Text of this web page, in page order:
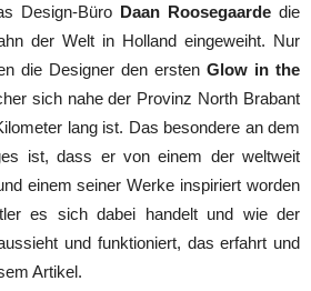
Design-Büro Daan Roosegaarde die
der Welt in Holland eingeweiht. Nur
die Designer den ersten Glow in the
sich nahe der Provinz North Brabant
lang ist. Das besondere an dem
ist, dass er von einem der weltweit
einem seiner Werke inspiriert worden
es sich dabei handelt und wie der
und funktioniert, das erfahrt und
Artikel.